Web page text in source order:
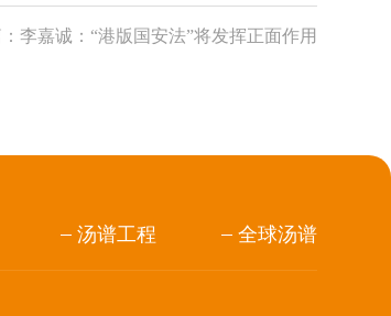
李嘉诚：“港版国安法”将发挥正面作用
汤谱工程 全球汤谱